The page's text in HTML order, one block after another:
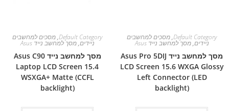
Default Category
,מסכים למחשבים
ניידים,מסך למחשב נייד Asus
מסך למחשב נייד Asus Pro 5DIJ
LCD Screen 15.6 WXGA Glossy
Left Connector (LED
backlight)
Default Category
,מסכים למחשבים
ניידים,מסך למחשב נייד Asus
מסך למחשב נייד Asus C90
Laptop LCD Screen 15.4
WSXGA+ Matte (CCFL
backlight)